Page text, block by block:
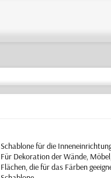
Schablone für die
Für Dekoration der Wände,
Flächen, die für das Färben